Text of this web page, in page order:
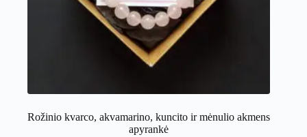
Rožinio kvarco, akvamarino, kuncito ir mėnulio akmens
apyrankė